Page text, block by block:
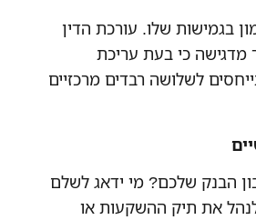
בגמישות שלו. עורכת הדין
מדגישה כי בעת עריכת
לשלושה רבדים מרכזיים
הבנק שלכם? מי ידאג לשלם
את תיק ההשקעות או